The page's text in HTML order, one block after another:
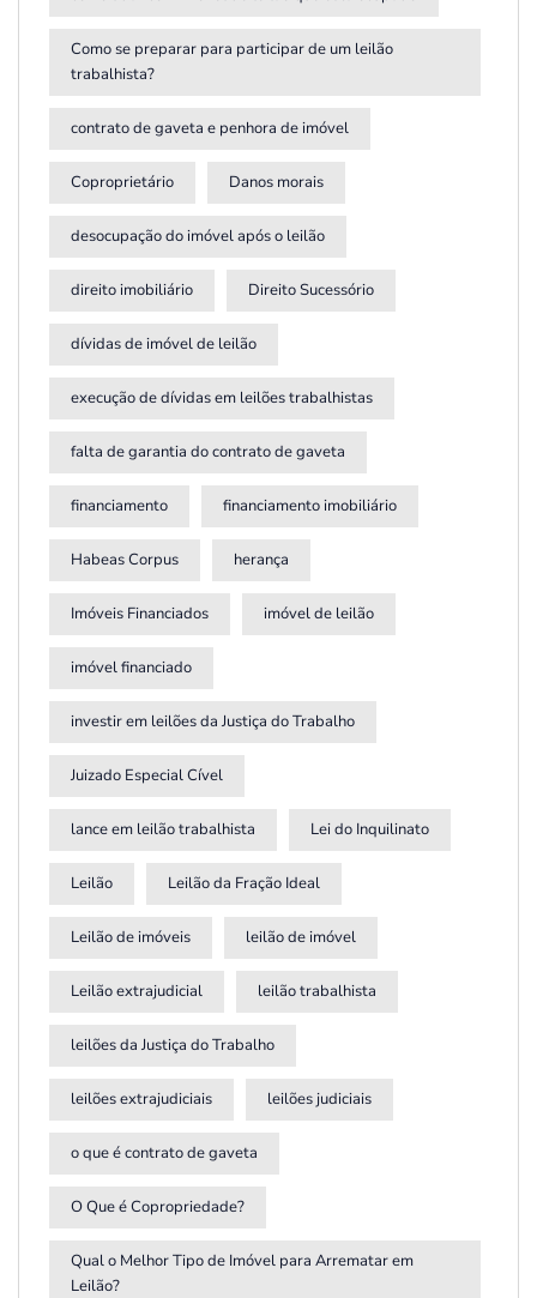
Como se preparar para participar de um leilão
trabalhista?
contrato de gaveta e penhora de imóvel
Coproprietário Danos morais
desocupação do imóvel após o leilão
direito imobiliário Direito Sucessório
dívidas de imóvel de leilão
execução de dívidas em leilões trabalhistas
falta de garantia do contrato de gaveta
financiamento financiamento imobiliário
Habeas Corpus herança
Imóveis Financiados imóvel de leilão
imóvel financiado
investir em leilões da Justiça do Trabalho
Juizado Especial Cível
lance em leilão trabalhista Lei do Inquilinato
Leilão Leilão da Fração Ideal
Leilão de imóveis leilão de imóvel
Leilão extrajudicial leilão trabalhista
leilões da Justiça do Trabalho
leilões extrajudiciais leilões judiciais
o que é contrato de gaveta
O Que é Copropriedade?
Qual o Melhor Tipo de Imóvel para Arrematar em
Leilão?